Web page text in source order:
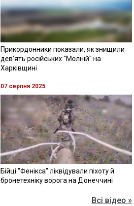
Прикордонники показали, як знищили
девʼять російських "Молній" на
Харківщині
07 серпня 2025
Бійці "Фенікса" ліквідували піхоту й
бронетехніку ворога на Донеччині
Всі відео »